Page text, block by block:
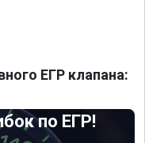
ЕГР клапана:
по ЕГР!